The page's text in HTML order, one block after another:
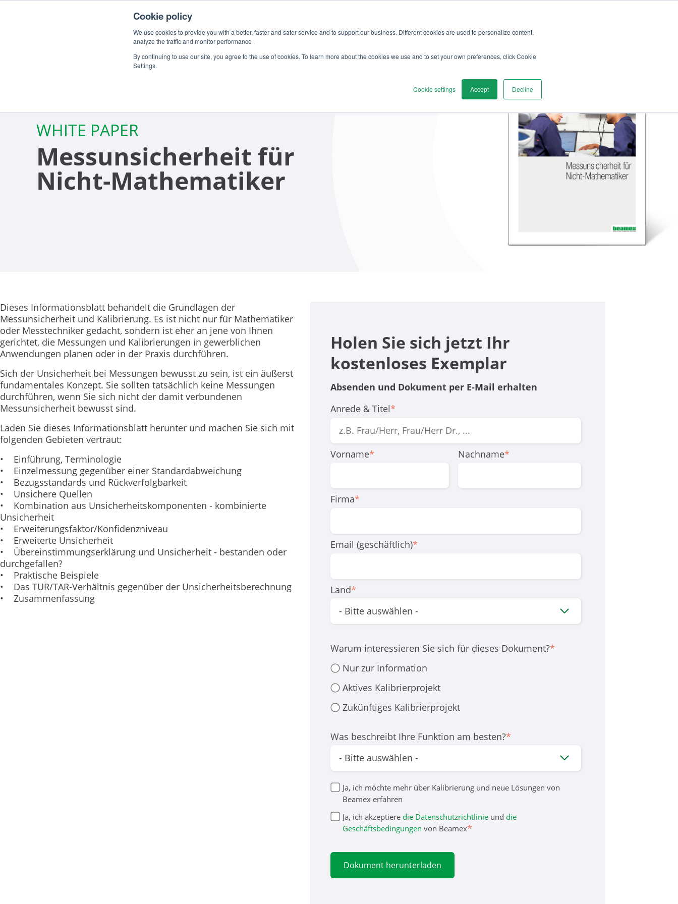
Cookie policy
We use cookies to provide you with a better, faster and safer service and to support our business. Different cookies are used to personalize content,
analyze the traffic and monitor performance .
By continuing to use our site, you agree to the use of cookies. To learn more about the cookies we use and to set your own preferences, click Cookie
Settings.
Cookie settings Accept Decline
WHITE PAPER
Messunsicherheit für
Nicht-Mathematiker
Dieses Informationsblatt behandelt die Grundlagen der
Messunsicherheit und Kalibrierung. Es ist nicht nur für Mathematiker
oder Messtechniker gedacht, sondern ist eher an jene von Ihnen
gerichtet, die Messungen und Kalibrierungen in gewerblichen
Anwendungen planen oder in der Praxis durchführen.
Sich der Unsicherheit bei Messungen bewusst zu sein, ist ein äußerst
fundamentales Konzept. Sie sollten tatsächlich keine Messungen
durchführen, wenn Sie sich nicht der damit verbundenen
Messunsicherheit bewusst sind.
Laden Sie dieses Informationsblatt herunter und machen Sie sich mit
folgenden Gebieten vertraut:
• Einführung, Terminologie
• Einzelmessung gegenüber einer Standardabweichung
• Bezugsstandards und Rückverfolgbarkeit
• Unsichere Quellen
• Kombination aus Unsicherheitskomponenten - kombinierte
Unsicherheit
• Erweiterungsfaktor/Konfidenzniveau
• Erweiterte Unsicherheit
• Übereinstimmungserklärung und Unsicherheit - bestanden oder
durchgefallen?
• Praktische Beispiele
• Das TUR/TAR-Verhältnis gegenüber der Unsicherheitsberechnung
• Zusammenfassung
Holen Sie sich jetzt Ihr
kostenloses Exemplar
Absenden und Dokument per E-Mail erhalten
Anrede & Titel*
Vorname* Nachname*
Firma*
Email (geschäftlich)*
Land*
Warum interessieren Sie sich für dieses Dokument?*
Nur zur Information
Aktives Kalibrierprojekt
Zukünftiges Kalibrierprojekt
Was beschreibt Ihre Funktion am besten?*
Ja, ich möchte mehr über Kalibrierung und neue Lösungen von
Beamex erfahren
Ja, ich akzeptiere die Datenschutzrichtlinie und die
Geschäftsbedingungen von Beamex*